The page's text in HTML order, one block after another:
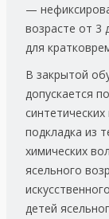
—
возрасте от 3
для
В закрытой
допускается
подкладка из
химических
ясельного
детей